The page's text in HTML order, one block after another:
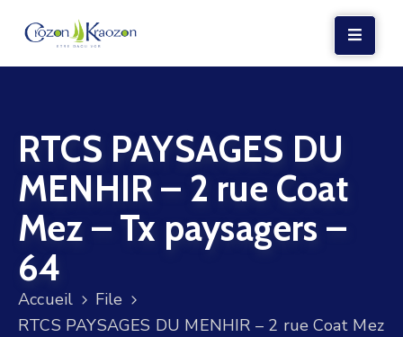
VIE
LOCALE
VIE
SOCIALE
TERRE
ET
MER
RTCS PAYSAGES DU
MENHIR – 2 rue Coat
Mez – Tx paysagers –
64
Accueil
File
RTCS PAYSAGES DU MENHIR – 2 rue Coat Mez